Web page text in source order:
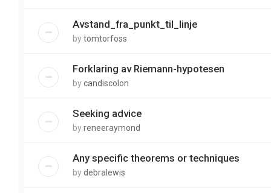
Avstand_fra_punkt_til_linje
bytomtorfoss
Forklaring av Riemann-hypotesen
bycandiscolon
Seeking advice
byreneeraymond
Any specific theorems or techniques
bydebralewis